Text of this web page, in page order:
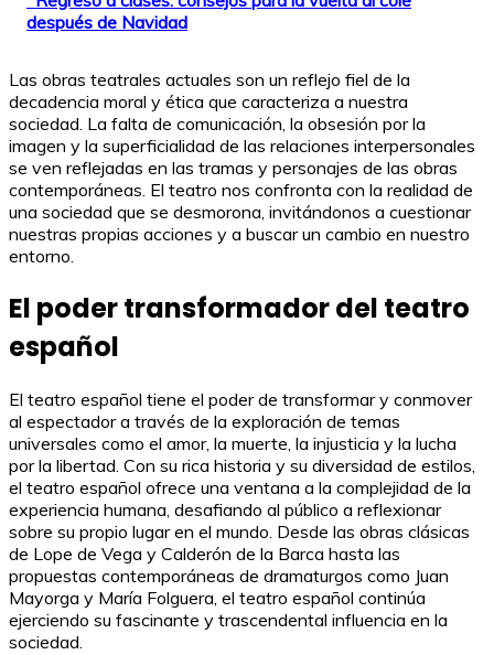
después de Navidad
Las obras teatrales actuales son un reflejo fiel de la
decadencia moral y ética que caracteriza a nuestra
sociedad. La falta de comunicación, la obsesión por la
imagen y la superficialidad de las relaciones interpersonales
se ven reflejadas en las tramas y personajes de las obras
contemporáneas. El teatro nos confronta con la realidad de
una sociedad que se desmorona, invitándonos a cuestionar
nuestras propias acciones y a buscar un cambio en nuestro
entorno.
El poder transformador del teatro
español
El teatro español tiene el poder de transformar y conmover
al espectador a través de la exploración de temas
universales como el amor, la muerte, la injusticia y la lucha
por la libertad. Con su rica historia y su diversidad de estilos,
el teatro español ofrece una ventana a la complejidad de la
experiencia humana, desafiando al público a reflexionar
sobre su propio lugar en el mundo. Desde las obras clásicas
de Lope de Vega y Calderón de la Barca hasta las
propuestas contemporáneas de dramaturgos como Juan
Mayorga y María Folguera, el teatro español continúa
ejerciendo su fascinante y trascendental influencia en la
sociedad.